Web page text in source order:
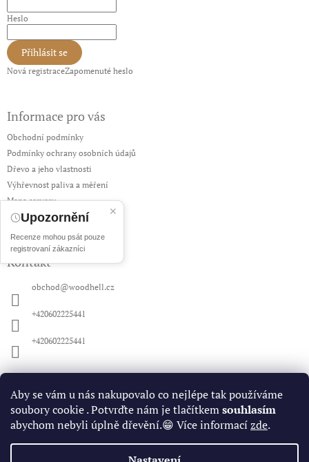
Aby se vám u nás nakupovalo co nejlépe tak používáme
soubory cookie . Potvrďte nám je tlačítkemsouhlasím
abychom nebyli úplně dřevění.😁 Více informacízde.
Heslo
Přihlásit se
Nová registraceZapomenuté heslo
Informace pro vás
Obchodní podmínky
Podmínky ochrany osobních údajů
Dřevo a jeho vlastnosti
Výhřevnost paliva a měření
Mapa serveru
Hodnocení obchodu
Kontakt
obchod@woodhell.cz
+420602225441
+420602225441
0ks /0 Kč
✕
Upozornění
Recenze mohou psát pouze
registrovaní zákazníci